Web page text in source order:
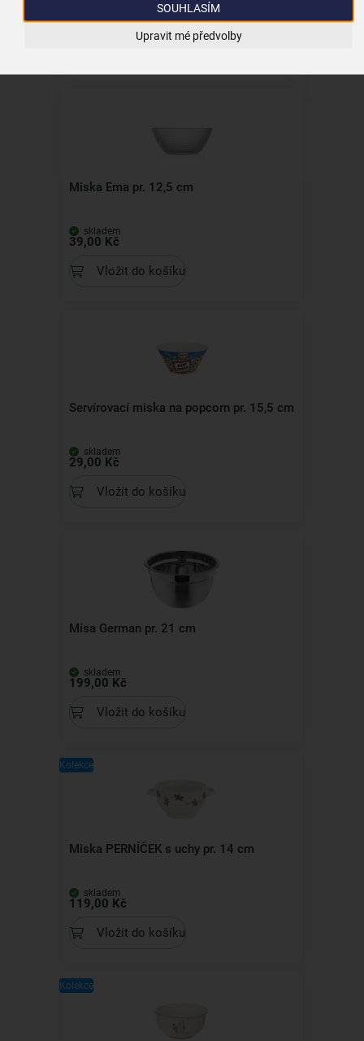
SOUHLASÍM
Upravit mé předvolby
89,00 Kč
Miska Ema pr. 12,5 cm
skladem
39,00 Kč
Vložit do košíku
Servírovací miska na popcorn pr. 15,5 cm
skladem
29,00 Kč
Vložit do košíku
Mísa German pr. 21 cm
skladem
199,00 Kč
Vložit do košíku
Kolekce
Miska PERNÍČEK s uchy pr. 14 cm
skladem
119,00 Kč
Vložit do košíku
Kolekce